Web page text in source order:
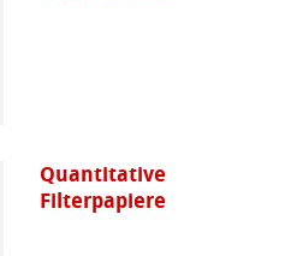
Quantitative
Filterpapiere